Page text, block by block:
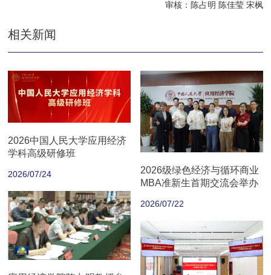
审核：陈占明 陈佳莹 宋枫
相关新闻
2026中国人民大学应用经济
学科高级研修班
2026/07/24
2026级绿色经济与循环商业
MBA准新生首期交流会举办
2026/07/22